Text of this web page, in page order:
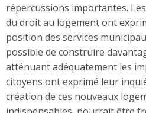
répercussions importantes.
du droit au logement ont
position des services
possible de construire
atténuant adéquatement les
citoyens ont exprimé leur
création de ces nouveaux